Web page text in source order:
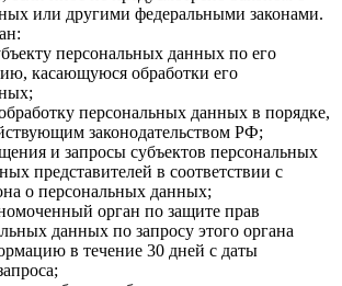
или другими федеральными законами.
персональных данных по его
касающуюся обработки его
персональных данных в порядке,
законодательством РФ;
и запросы субъектов персональных
представителей в соответствии с
о персональных данных;
орган по защите прав
данных по запросу этого органа
в течение 30 дней с даты